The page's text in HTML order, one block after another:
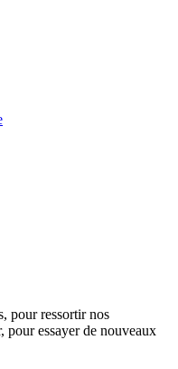
pour ressortir nos
pour essayer de nouveaux